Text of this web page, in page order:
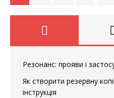
Резонанс: прояви і
Як створити резервну
інструкція